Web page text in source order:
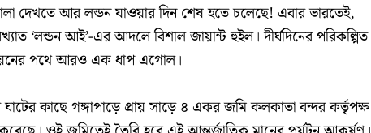
দেখতে আর লন্ডন যাওয়ার দিন শেষ হতে চলেছে! এবার ভারতেই,
‘লন্ডন আই’-এর আদলে বিশাল জায়ান্ট হুইল। দীর্ঘদিনের পরিকল্পিত
পথে আরও এক ধাপ এগোল।
কাছে গঙ্গাপাড়ে প্রায় সাড়ে ৪ একর জমি কলকাতা বন্দর কর্তৃপক্ষ